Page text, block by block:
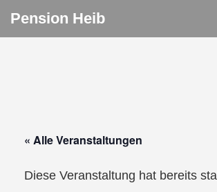
Pension Heib
« Alle Veranstaltungen
Diese Veranstaltung hat bereits